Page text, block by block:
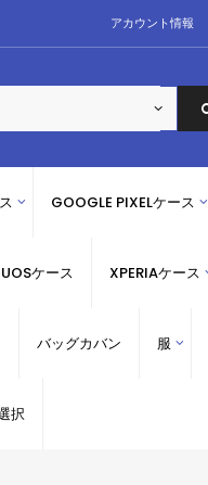
アカウント情報
GOOGLE PIXELケース
ケース XPERIAケース
バッグカバン 服
択